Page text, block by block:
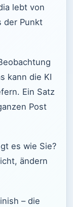
lebt von
der Punkt
kann die KI
Ein Satz
Post
es wie Sie?
ändern
– die